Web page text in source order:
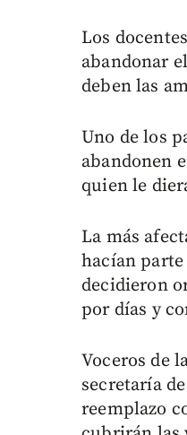
Los
abandonar
deben las
Uno de los
abandonen
quien le
La más
hacían
decidieron
por días y
Voceros de
secretaría
reemplazo